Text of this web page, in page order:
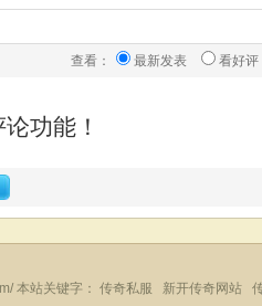
查看： 最新发表 看好评
功能！
本站关键字： 传奇私服 新开传奇网站